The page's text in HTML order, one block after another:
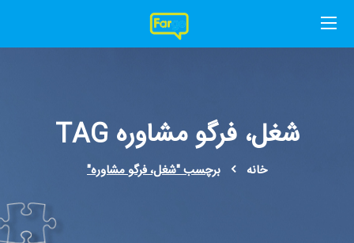
شغل، فرگو مشاوره TAG
خانه برچسب "شغل، فرگو مشاوره"